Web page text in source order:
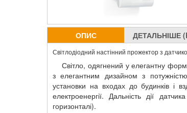
ОПИС ДЕТАЛЬНІШЕ
Світлодіодний настінний прожектор з
Світло, одягнений у елегантну
з елегантним дизайном з
установки на входах до будинків і
електроенергії. Дальність дії
горизонталі).